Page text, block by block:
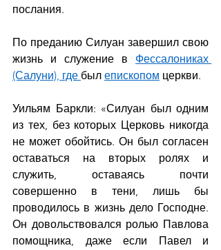
послания.
По преданию Силуан завершил свою
жизнь и служение в Фессалониках
(Салуни), где был епископом церкви.
Уильям Баркли: «Силуан был одним
из тех, без которых Церковь никогда
не может обойтись. Он был согласен
оставаться на вторых ролях и
служить, оставаясь почти
совершенно в тени, лишь бы
проводилось в жизнь дело Господне.
Он довольствовался ролью Павлова
помощника, даже если Павел и